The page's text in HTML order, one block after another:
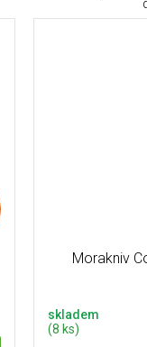
Morakniv
skladem
(8 ks)